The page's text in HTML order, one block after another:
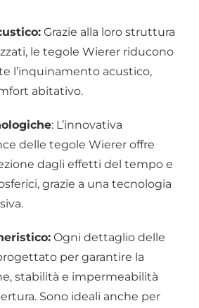
Grazie alla loro struttura
le tegole Wierer riducono
l’inquinamento acustico,
abitativo.
: L’innovativa
delle tegole Wierer offre
dagli effetti del tempo e
grazie a una tecnologia
Ogni dettaglio delle
per garantire la
stabilità e impermeabilità
Sono ideali anche per